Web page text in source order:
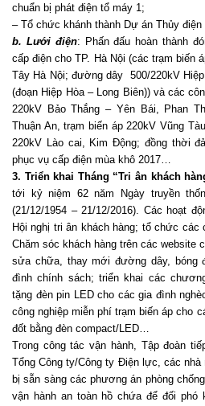
chuẩn bị phát điện tổ máy 1;
– Tổ chức khánh thành Dự án Thủy
b. Lưới điện: Phấn đấu hoàn thành
cấp điện cho TP. Hà Nội (các trạm biến
Tây Hà Nội; đường dây 500/220kV
(đoạn Hiệp Hòa – Long Biên)) và các
220kV Bảo Thắng – Yên Bái, Phan
Thuận An, trạm biến áp 220kV Vũng
220kV Lào cai, Kim Động; đồng thời
phục vụ cấp điện mùa khô 2017…
3. Triển khai Tháng “Tri ân khách
tới kỷ niệm 62 năm Ngày truyền
(21/12/1954 – 21/12/2016). Các hoạt
Hội nghị tri ân khách hàng; tổ chức các
Chăm sóc khách hàng trên các website
sửa chữa, thay mới đường dây, bóng
đình chính sách; triển khai các
tặng đèn pin LED cho các gia đình
công nghiệp miễn phí trạm biến áp cho
đốt bằng đèn compact/LED…
Trong công tác vận hành, Tập đoàn
Tổng Công ty/Công ty Điện lực, các nhà
bị sẵn sàng các phương án phòng
vận hành an toàn hồ chứa để đối